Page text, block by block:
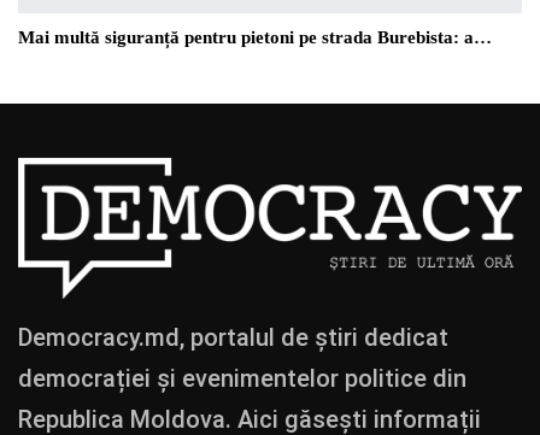
Mai multă siguranță pentru pietoni pe strada Burebista: a…
Democracy.md, portalul de știri dedicat
democrației și evenimentelor politice din
Republica Moldova. Aici găsești informații